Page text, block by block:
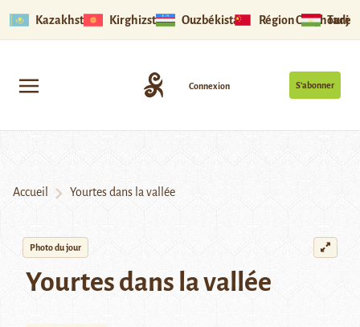
Kazakhstan Kirghizstan Ouzbékistan Région Ouïghoure
S’abonner
Connexion
Accueil Yourtes dans la vallée
Photo du jour
Yourtes dans la vallée